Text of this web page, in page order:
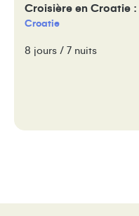
Croisière en Croatie
Croatie
8 jours / 7 nuits